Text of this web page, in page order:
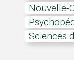
Sciences